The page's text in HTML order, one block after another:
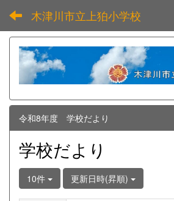
木津川市立上狛小学校
令和8年度 学校だより
学校だより
10件 更新日時(昇順)